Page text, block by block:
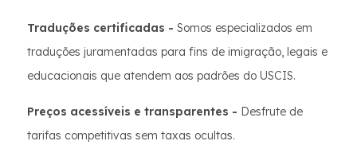
Traduções certificadas - Somos especializados em
traduções juramentadas para fins de imigração, legais e
educacionais que atendem aos padrões do USCIS.
Preços acessíveis e transparentes - Desfrute de
tarifas competitivas sem taxas ocultas.